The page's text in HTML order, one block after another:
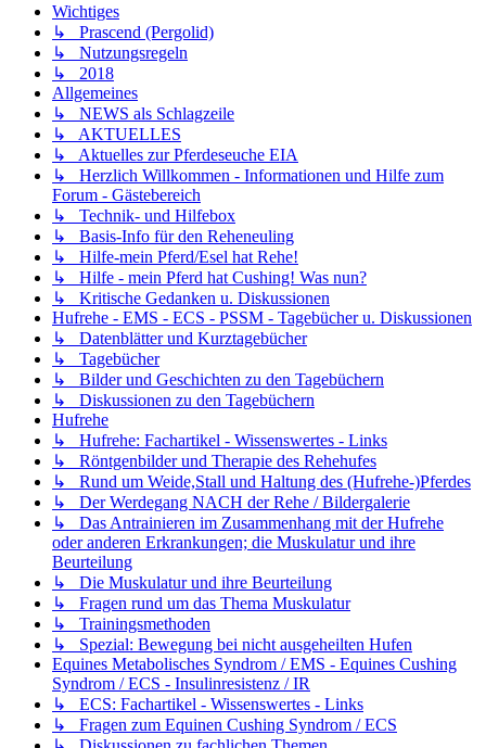
Wichtiges
↳ Prascend (Pergolid)
↳ Nutzungsregeln
↳ 2018
Allgemeines
↳ NEWS als Schlagzeile
↳ AKTUELLES
↳ Aktuelles zur Pferdeseuche EIA
↳ Herzlich Willkommen - Informationen und Hilfe zum
Forum - Gästebereich
↳ Technik- und Hilfebox
↳ Basis-Info für den Reheneuling
↳ Hilfe-mein Pferd/Esel hat Rehe!
↳ Hilfe - mein Pferd hat Cushing! Was nun?
↳ Kritische Gedanken u. Diskussionen
Hufrehe - EMS - ECS - PSSM - Tagebücher u. Diskussionen
↳ Datenblätter und Kurztagebücher
↳ Tagebücher
↳ Bilder und Geschichten zu den Tagebüchern
↳ Diskussionen zu den Tagebüchern
Hufrehe
↳ Hufrehe: Fachartikel - Wissenswertes - Links
↳ Röntgenbilder und Therapie des Rehehufes
↳ Rund um Weide,Stall und Haltung des (Hufrehe-)Pferdes
↳ Der Werdegang NACH der Rehe / Bildergalerie
↳ Das Antrainieren im Zusammenhang mit der Hufrehe
oder anderen Erkrankungen; die Muskulatur und ihre
Beurteilung
↳ Die Muskulatur und ihre Beurteilung
↳ Fragen rund um das Thema Muskulatur
↳ Trainingsmethoden
↳ Spezial: Bewegung bei nicht ausgeheilten Hufen
Equines Metabolisches Syndrom / EMS - Equines Cushing
Syndrom / ECS - Insulinresistenz / IR
↳ ECS: Fachartikel - Wissenswertes - Links
↳ Fragen zum Equinen Cushing Syndrom / ECS